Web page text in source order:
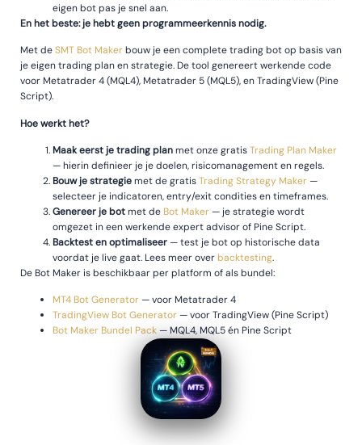
eigen bot pas je snel aan.
En het beste: je hebt geen programmeerkennis nodig.
Met deSMT Bot Makerbouw je een complete trading bot op basis van
je eigen trading plan en strategie. De tool genereert werkende code
voor Metatrader 4 (MQL4), Metatrader 5 (MQL5), en TradingView (Pine
Script).
Hoe werkt het?
Maak eerst je trading planmet onze gratisTrading Plan Maker
— hierin definieer je je doelen, risicomanagement en regels.
Bouw je strategiemet de gratisTrading Strategy Maker—
selecteer je indicatoren, entry/exit condities en timeframes.
Genereer je botmet de Bot Maker— je strategie wordt
omgezet in een werkende expert advisor of Pine Script.
Backtest en optimaliseer— test je bot op historische data
voordat je live gaat. Lees meer overbacktesting.
De Bot Maker is beschikbaar per platform of als bundel:
MT4 Bot Generator— voor Metatrader 4
TradingView Bot Generator— voor TradingView (Pine Script)
Bot Maker Bundel Pack— MQL4, MQL5 én Pine Script